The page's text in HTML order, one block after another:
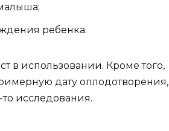
ребенка.
в использовании. Кроме того,
дату оплодотворения,
исследования.